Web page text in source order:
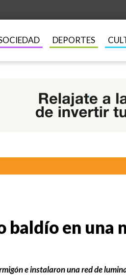
DEPORTES
en una
e instalaron una red de